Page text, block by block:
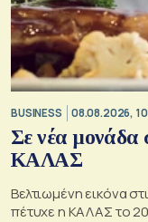
BUSINESS 08.08.2026,
Σε νέα μονάδα
ΚΑΛΑΣ
Βελτιωμένη εικόνα
πέτυχε η ΚΑΛΑΣ το